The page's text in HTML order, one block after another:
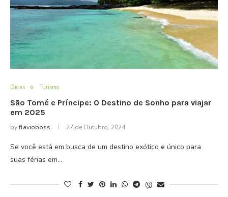
Dicas Turismo
São Tomé e Príncipe: O Destino de Sonho para viajar
em 2025
byflavioboss 27 de Outubro, 2024
Se você está em busca de um destino exótico e único para
suas férias em…